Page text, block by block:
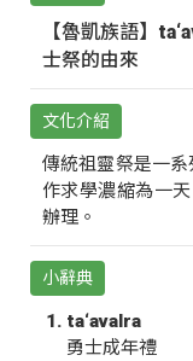
【魯凱族語】
士祭的由來
文化介紹
傳統祖靈祭是一
作求學濃縮為一
辦理。
小辭典
ta‘avalra
勇士成年禮